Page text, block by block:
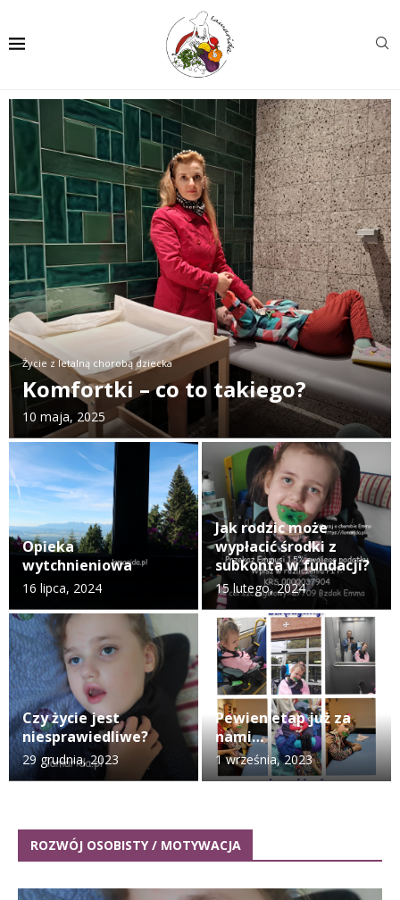
Życie z letalną chorobą dziecka
Komfortki – co to takiego?
10 maja, 2025
Opieka
wytchnieniowa
16 lipca, 2024
Jak rodzic może
wypłacić środki z
subkonta w fundacji?
15 lutego, 2024
Czy życie jest
niesprawiedliwe?
29 grudnia, 2023
Pewien etap już za
nami…
1 września, 2023
ROZWÓJ OSOBISTY / MOTYWACJA